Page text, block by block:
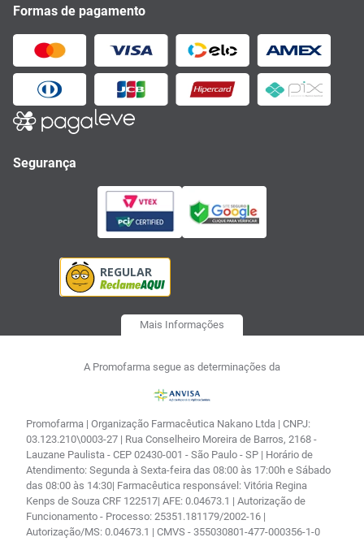
Formas de pagamento
Segurança
Mais Informações
A Promofarma segue as determinações da
Promofarma | Organização Farmacêutica Nakano Ltda | CNPJ:
03.123.210\0003-27 | Rua Conselheiro Moreira de Barros, 2168 -
Lauzane Paulista - CEP 02430-001 - São Paulo - SP | Horário de
Atendimento: Segunda à Sexta-feira das 08:00 às 17:00h e Sábado
das 08:00 às 14:30| Farmacêutica responsável: Vitória Regina
Kenps de Souza CRF 122517| AFE: 0.04673.1 | Autorização de
Funcionamento - Processo: 25351.181179/2002-16 |
Autorização/MS: 0.04673.1 | CMVS - 355030801-477-000356-1-0